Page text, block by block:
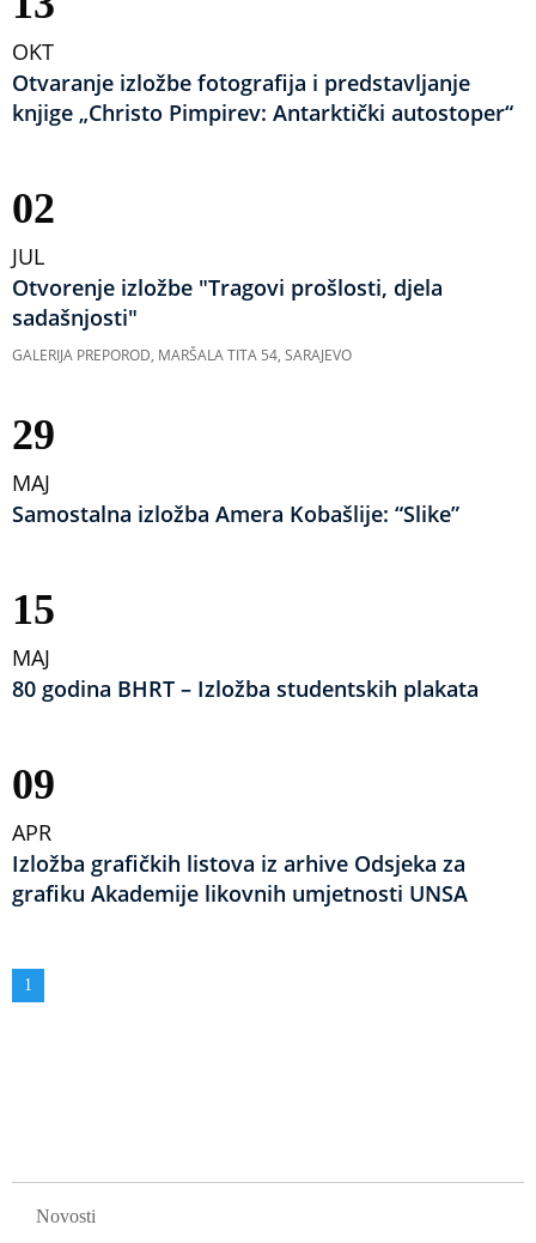
OKT
Otvaranje izložbe fotografija i predstavljanje
knjige „Christo Pimpirev: Antarktički autostoper“
02
JUL
Otvorenje izložbe "Tragovi prošlosti, djela
sadašnjosti"
GALERIJA PREPOROD, MARŠALA TITA 54, SARAJEVO
29
MAJ
Samostalna izložba Amera Kobašlije: “Slike”
15
MAJ
80 godina BHRT – Izložba studentskih plakata
09
APR
Izložba grafičkih listova iz arhive Odsjeka za
grafiku Akademije likovnih umjetnosti UNSA
Obilježavanje
strana
Aktuelna
1
Novosti